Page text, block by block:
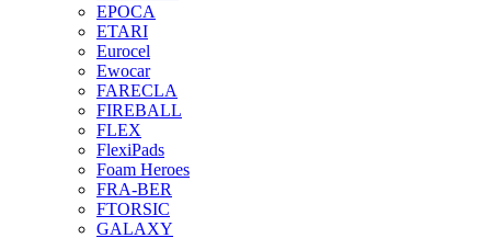
EPOCA
ETARI
Eurocel
Ewocar
FARECLA
FIREBALL
FLEX
FlexiPads
Foam Heroes
FRA-BER
FTORSIC
GALAXY